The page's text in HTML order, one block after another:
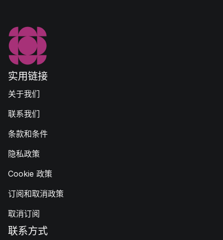
实用链接
关于我们
联系我们
条款和条件
隐私政策
Cookie 政策
订阅和取消政策
取消订阅
联系方式